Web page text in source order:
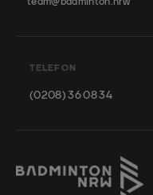
TELEFON
(0208) 36 08 34